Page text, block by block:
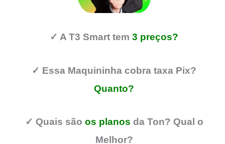
✓ A T3 Smart tem 3 preços?
✓ Essa Maquininha cobra taxa Pix?
Quanto?
✓ Quais são os planos da Ton? Qual o
Melhor?